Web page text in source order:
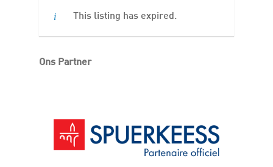
This listing has expired.
Ons Partner